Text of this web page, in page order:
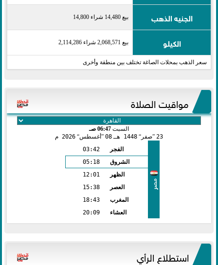
الجنيه الذهب بيع 14,480 شراء 14,800
الكيلو بيع 2,068,571 شراء 2,114,286
سعر الذهب بمحلات الصاغة تختلف بين منطقة وأخرى
مواقيت الصلاة
السبت 06:47 صـ
23 صفر 1448 هـ 08 أغسطس 2026 م
مصر
الفجر
03:42
الشروق
05:18
الظهر
12:01
العصر
15:38
المغرب
18:43
العشاء
20:09
استطلاع الرأي